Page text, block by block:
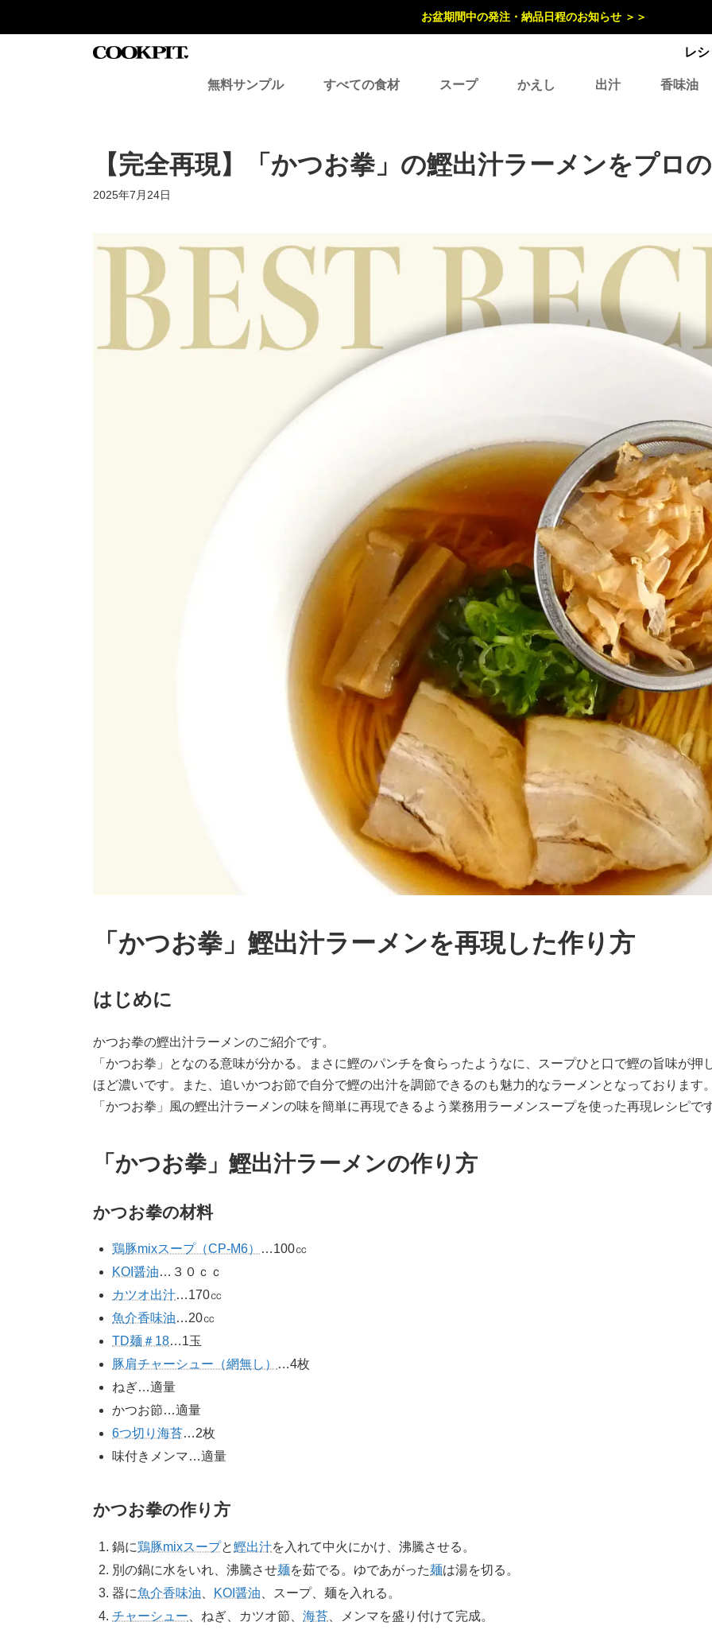
お盆期間中の発注・納品日程のお知らせ ＞＞
レ
無料サンプル すべての食材 スープ かえし 出汁 香味油
【完全再現】「かつお拳」の鰹出汁ラーメンをプロ
最
日
2025年7月24日
「かつお拳」鰹出汁ラーメンを再現した作り方
はじめに
かつお拳の鰹出汁ラーメンのご紹介です。
「かつお拳」となのる意味が分かる。まさに鰹のパンチを食らったようなに、スープひと口で鰹の旨味が
ほど濃いです。また、追いかつお節で自分で鰹の出汁を調節できるのも魅力的なラーメンとなっております
「かつお拳」風の鰹出汁ラーメンの味を簡単に再現できるよう業務用ラーメンスープを使った再現レシピで
「かつお拳」鰹出汁ラーメンの作り方
かつお拳の材料
鶏豚mixスープ（CP-M6）
…100㏄
KOI醤油…３０ｃｃ
カツオ出汁…170㏄
魚介香味油…20㏄
TD麺＃18…1玉
豚肩チャーシュー（網無し）
…4枚
ねぎ…適量
かつお節…適量
6つ切り海苔…2枚
味付きメンマ…適量
かつお拳の作り方
鍋に鶏豚mixスープと鰹出汁を入れて中火にかけ、沸騰させる。
別の鍋に水をいれ、沸騰させ麺を茹でる。ゆであがった麺は湯を切る。
器に魚介香味油 KOI醤油 、スープ、麺を入れる。
チャーシュー 、ねぎ、カツオ節、 海苔 、メンマを盛り付けて完成。